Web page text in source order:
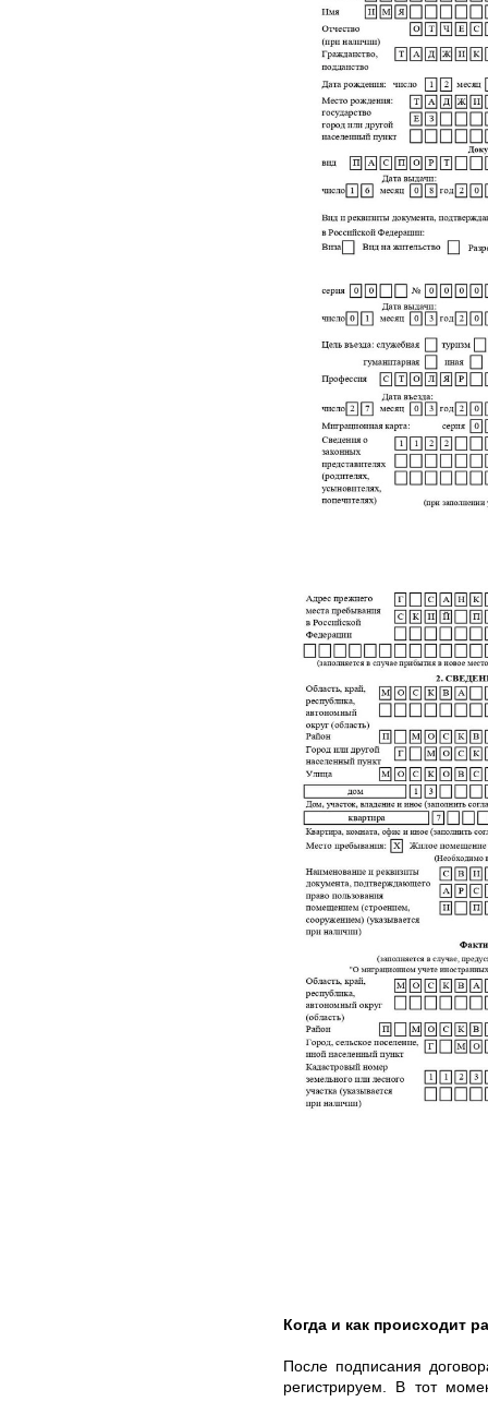
Когда и как происходит
После подписания
регистрируем. В тот